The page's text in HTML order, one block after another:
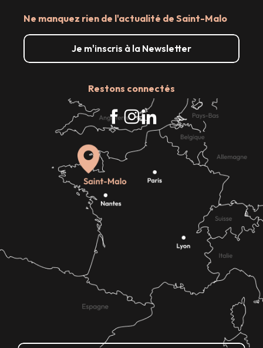
Ne manquez rien de l'actualité de Saint-Malo
Je m'inscris à la Newsletter
Restons connectés